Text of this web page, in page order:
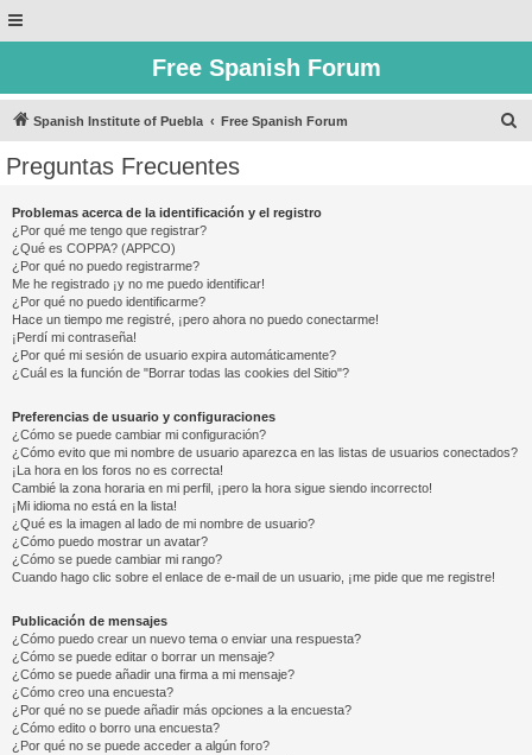
Free Spanish Forum
Spanish Institute of Puebla Free Spanish Forum
Preguntas Frecuentes
Problemas acerca de la identificación y el registro
¿Por qué me tengo que registrar?
¿Qué es COPPA? (APPCO)
¿Por qué no puedo registrarme?
Me he registrado ¡y no me puedo identificar!
¿Por qué no puedo identificarme?
Hace un tiempo me registré, ¡pero ahora no puedo conectarme!
¡Perdí mi contraseña!
¿Por qué mi sesión de usuario expira automáticamente?
¿Cuál es la función de "Borrar todas las cookies del Sitio"?
Preferencias de usuario y configuraciones
¿Cómo se puede cambiar mi configuración?
¿Cómo evito que mi nombre de usuario aparezca en las listas de usuarios conectados?
¡La hora en los foros no es correcta!
Cambié la zona horaria en mi perfil, ¡pero la hora sigue siendo incorrecto!
¡Mi idioma no está en la lista!
¿Qué es la imagen al lado de mi nombre de usuario?
¿Cómo puedo mostrar un avatar?
¿Cómo se puede cambiar mi rango?
Cuando hago clic sobre el enlace de e-mail de un usuario, ¡me pide que me registre!
Publicación de mensajes
¿Cómo puedo crear un nuevo tema o enviar una respuesta?
¿Cómo se puede editar o borrar un mensaje?
¿Cómo se puede añadir una firma a mi mensaje?
¿Cómo creo una encuesta?
¿Por qué no se puede añadir más opciones a la encuesta?
¿Cómo edito o borro una encuesta?
¿Por qué no se puede acceder a algún foro?